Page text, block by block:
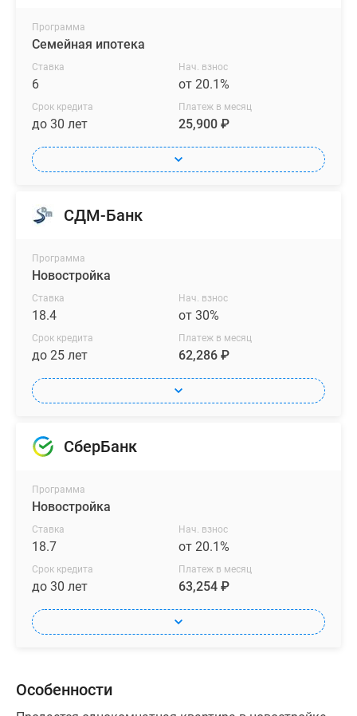
Программа
Семейная ипотека
Ставка
6
Нач. взнос
от 20.1%
Срок кредита
до 30 лет
Платеж в месяц
25,900 ₽
СДМ-Банк
Программа
Новостройка
Ставка
18.4
Нач. взнос
от 30%
Срок кредита
до 25 лет
Платеж в месяц
62,286 ₽
СберБанк
Программа
Новостройка
Ставка
18.7
Нач. взнос
от 20.1%
Срок кредита
до 30 лет
Платеж в месяц
63,254 ₽
Особенности